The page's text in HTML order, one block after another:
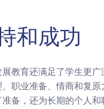
和成功
教育还满足了学生更广
职业准备、情商和复原
备，还为长期的个人